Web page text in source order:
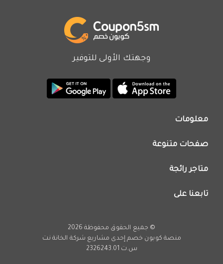
وجهتك الأولى للتوفير
معلومات
اتصل بنا
اعلن معنا
فريق عمل كوبون خصم
صفحات متنوعة
عروض اليوم
متاجر رائجة
كود خصم نمشي
كود خصم كارفور
تابعنا على
تويتر
© جميع الحقوق محفوظة 2026
منصة كوبون خصم إحدى مشاريع شركة الخانة نت
س.ت 2326243.01